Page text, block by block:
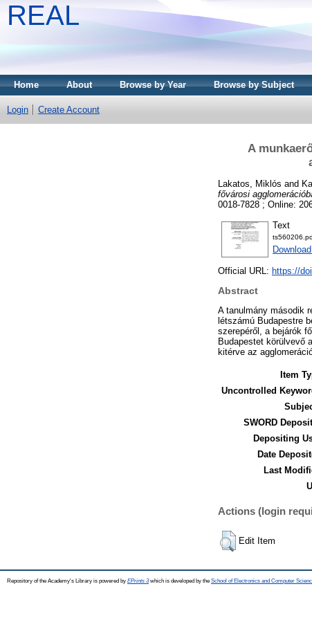
REAL
Home About Browse by Year Browse by Subject
Login Create Account
A
Lakatos, Miklós and
fővárosi
0018-7828 ; Online:
Text
Official URL: https://
Abstract
A tanulmány második
létszámú Budapestre
szerepéről, a bejárók
Budapestet körülvevő
kitérve az
Item
Uncontrolled
SWORD
Depositing
Date
Last
Actions (login
Edit Item
Repository of the Academy's Library is powered by EPrints 3which is developed by the School of Electronics and Computer